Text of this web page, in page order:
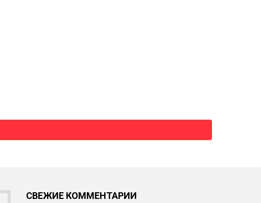
СВЕЖИЕ КОММЕНТАРИИ